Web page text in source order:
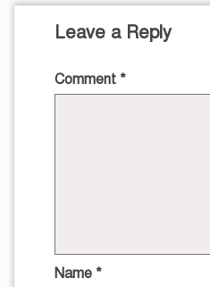
Leave a Reply
Comment *
Name *